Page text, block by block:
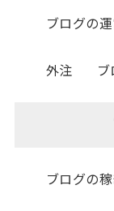
ブログの
外注 ブ
ブログの